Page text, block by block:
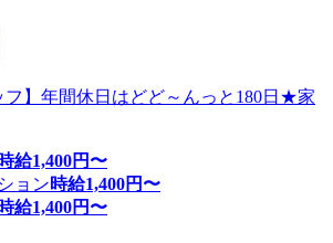
フ】年間休日はどど～んっと180日★家
時給1,400円〜
ョン時給1,400円〜
時給1,400円〜